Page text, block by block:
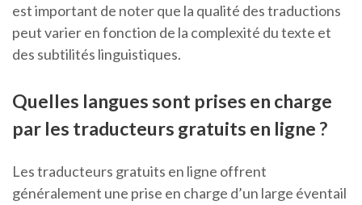
est important de noter que la qualité des traductions
peut varier en fonction de la complexité du texte et
des subtilités linguistiques.
Quelles langues sont prises en charge
par les traducteurs gratuits en ligne ?
Les traducteurs gratuits en ligne offrent
généralement une prise en charge d’un large éventail